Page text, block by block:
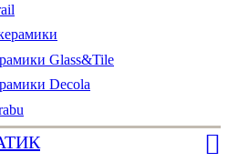
Glass&Tile
Decola